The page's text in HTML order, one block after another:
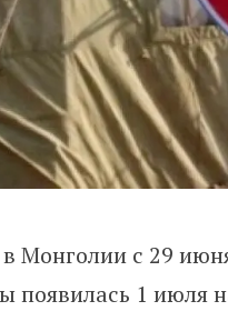
Монголии с 29
появилась 1 июля